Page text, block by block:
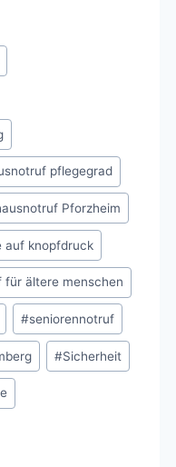
pflegegrad
Pforzheim
auf knopfdruck
für ältere menschen
#seniorennotruf
#Sicherheit